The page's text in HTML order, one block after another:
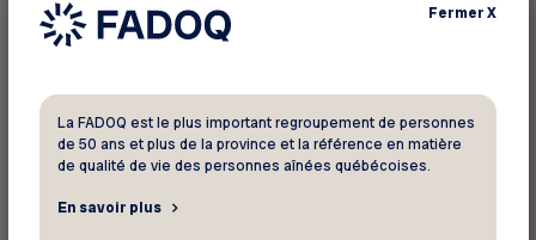
Les nouveaux rabais, les dossiers chauds de
l’heure, les concours exclusifs, les loisirs et les
dans votre boîte courriel ! Abonnez-vous dès
maintenant aux infolettres FADOQ et restez
connecté à tout ce qui bouge dans votre
région et partout au Québec.
FermerX
La FADOQ est le plus important regroupement de personnes
de 50 ans et plus de la province et la référence en matière
de qualité de vie des personnes aînées québécoises.
En savoir plus